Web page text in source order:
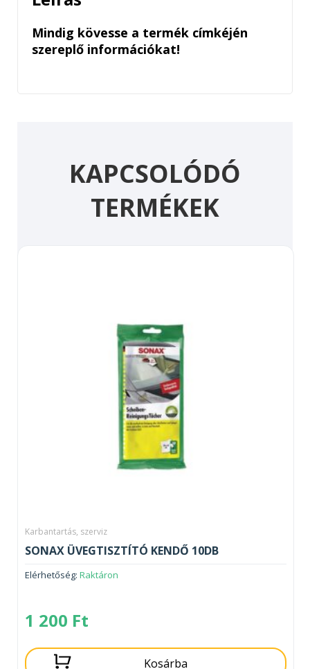
Mindig kövesse a termék címkéjén
szereplő információkat!
KAPCSOLÓDÓ
TERMÉKEK
Karbantartás, szerviz
SONAX ÜVEGTISZTÍTÓ KENDŐ 10DB
Elérhetőség: Raktáron
1 200 Ft
Kosárba